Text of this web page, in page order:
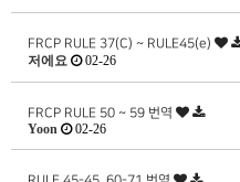
FRCP RULE 37(C) ~ RULE45(e)
저에요 02-26
FRCP RULE 50 ~ 59 번역
Yoon 02-26